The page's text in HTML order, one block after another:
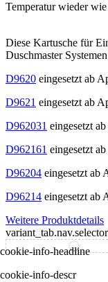
Temperatur wieder
Diese Kartusche für
Duschmaster
D9620 eingesetzt ab
D9621 eingesetzt ab
D962031 eingesetzt
D962161 eingesetzt
D96204 eingesetzt ab
D96214 eingesetzt ab
Weitere Produktdetails
cookie-info-descr